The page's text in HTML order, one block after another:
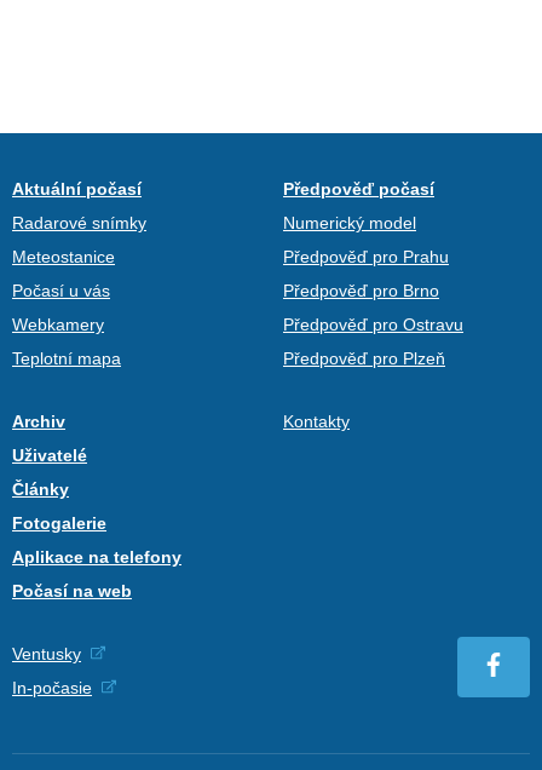
Aktuální počasí
Radarové snímky
Meteostanice
Počasí u vás
Webkamery
Teplotní mapa
Předpověď počasí
Numerický model
Předpověď pro Prahu
Předpověď pro Brno
Předpověď pro Ostravu
Předpověď pro Plzeň
Archiv
Uživatelé
Články
Fotogalerie
Aplikace na telefony
Počasí na web
Kontakty
Ventusky
In-počasie